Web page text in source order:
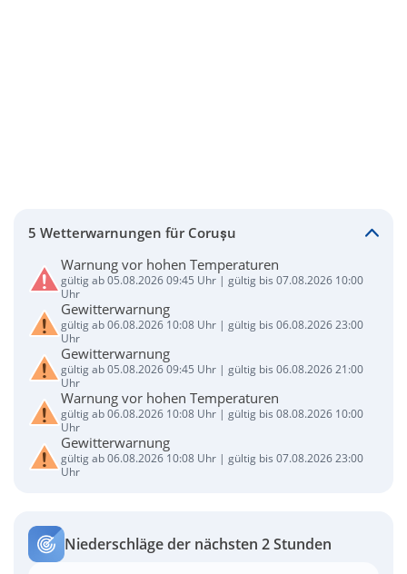
5 Wetterwarnungen für Corușu
Warnung vor hohen Temperaturen
gültig ab 05.08.2026 09:45 Uhr | gültig bis 07.08.2026 10:00
Uhr
Gewitterwarnung
gültig ab 06.08.2026 10:08 Uhr | gültig bis 06.08.2026 23:00
Uhr
Gewitterwarnung
gültig ab 05.08.2026 09:45 Uhr | gültig bis 06.08.2026 21:00
Uhr
Warnung vor hohen Temperaturen
gültig ab 06.08.2026 10:08 Uhr | gültig bis 08.08.2026 10:00
Uhr
Gewitterwarnung
gültig ab 06.08.2026 10:08 Uhr | gültig bis 07.08.2026 23:00
Uhr
Niederschläge der nächsten 2 Stunden